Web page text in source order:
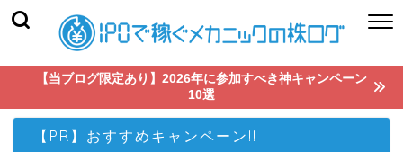
【当ブログ限定あり】2026年に参加すべき神キャンペーン
10選
【PR】おすすめキャンペーン!!